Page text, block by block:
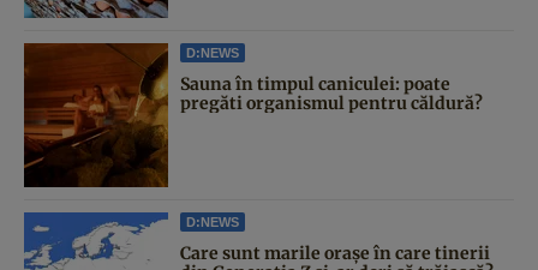
D:NEWS
Sauna în timpul caniculei: poate
pregăti organismul pentru căldură?
D:NEWS
Care sunt marile orașe în care tinerii